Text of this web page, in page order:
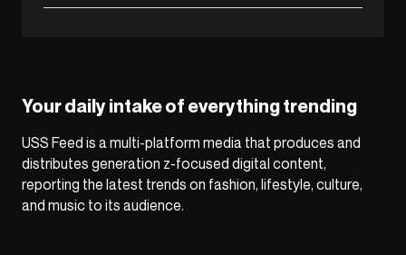
Your daily intake of everything trending
USS Feed is a multi-platform media that produces and
distributes generation z-focused digital content,
reporting the latest trends on fashion, lifestyle, culture,
and music to its audience.